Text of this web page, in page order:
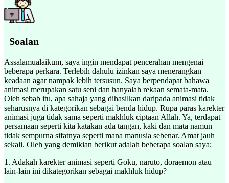
Soalan
Assalamualaikum, saya ingin mendapat pencerahan mengenai
beberapa perkara. Terlebih dahulu izinkan saya menerangkan
keadaan agar nampak lebih tersusun. Saya berpendapat bahawa
animasi merupakan satu seni dan hanyalah rekaan semata-mata.
Oleh sebab itu, apa sahaja yang dihasilkan daripada animasi tidak
seharusnya di kategorikan sebagai benda hidup. Rupa paras karekter
animasi juga tidak sama seperti makhluk ciptaan Allah. Ya, terdapat
persamaan seperti kita katakan ada tangan, kaki dan mata namun
tidak sempurna sifatnya seperti mana manusia sebenar. Amat jauh
sekali. Oleh yang demikian berikut adalah beberapa soalan saya;
1. Adakah karekter animasi seperti Goku, naruto, doraemon atau
lain-lain ini dikategorikan sebagai makhluk hidup?